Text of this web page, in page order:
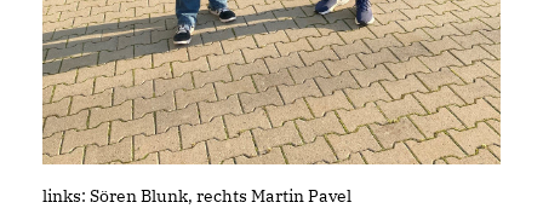
links: Sören Blunk, rechts Martin Pavel